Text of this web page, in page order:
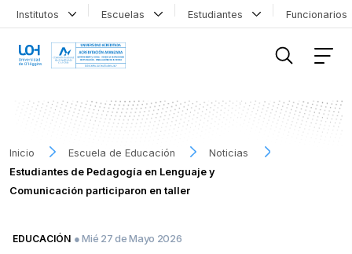
Institutos Escuelas Estudiantes
Inicio Escuela de Educación
Noticias
Estudiantes de Pedagogía en Lenguaje y
Comunicación participaron en taller
EDUCACIÓN ● Mié 27 de Mayo 2026